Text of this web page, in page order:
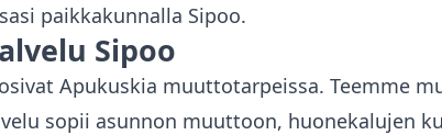
paikkakunnalla Sipoo.
Sipoo
Apukuskia muuttotarpeissa. Teemme
sopii asunnon muuttoon, huonekalujen